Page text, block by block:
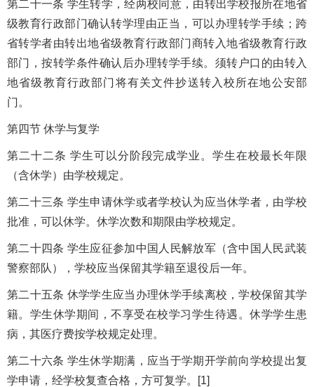
第二十一条 学生转学，经两校同意，由转出学校报所在地省
级教育行政部门确认转学理由正当，可以办理转学手续；跨
省转学者由转出地省级教育行政部门商转入地省级教育行政
部门，按转学条件确认后办理转学手续。须转户口的由转入
地省级教育行政部门将有关文件抄送转入校所在地公安部
门。
第四节 休学与复学
第二十二条 学生可以分阶段完成学业。学生在校最长年限
（含休学）由学校规定。
第二十三条 学生申请休学或者学校认为应当休学者，由学校
批准，可以休学。休学次数和期限由学校规定。
第二十四条 学生应征参加中国人民解放军（含中国人民武装
警察部队），学校应当保留其学籍至退役后一年。
第二十五条 休学学生应当办理休学手续离校，学校保留其学
籍。学生休学期间，不享受在校学习学生待遇。休学学生患
病，其医疗费按学校规定处理。
第二十六条 学生休学期满，应当于学期开学前向学校提出复
学申请，经学校复查合格，方可复学。[1]